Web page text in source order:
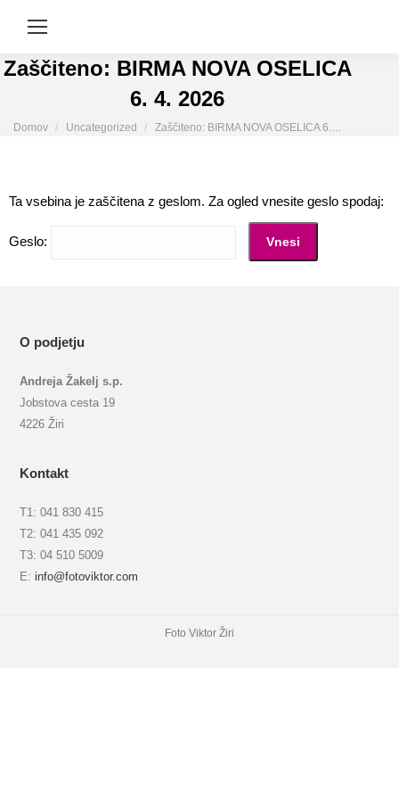
Zaščiteno: BIRMA NOVA OSELICA
6. 4. 2026
You are here:
Domov Uncategorized Zaščiteno: BIRMA NOVA OSELICA 6.…
Ta vsebina je zaščitena z geslom. Za ogled vnesite geslo spodaj:
Geslo:
O podjetju
Andreja Žakelj s.p.
Jobstova cesta 19
4226 Žiri
Kontakt
T1: 041 830 415
T2: 041 435 092
T3: 04 510 5009
E: info@fotoviktor.com
Foto Viktor Žiri